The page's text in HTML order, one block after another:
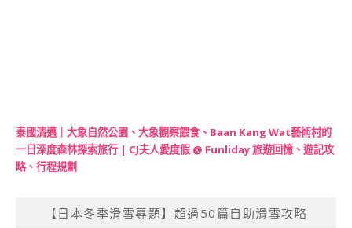
泰國清邁｜大象自然公園、大象觀察餵食、Baan Kang Wat藝術村的
一日深度森林探索旅行 | CJ夫人愛度假 @ Funliday 旅遊回憶、遊記攻
略、行程規劃
【日本冬季滑雪專題】超過50篇自助滑雪攻略